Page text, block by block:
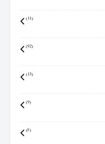
(11)
(92)
(13)
(9)
(8)